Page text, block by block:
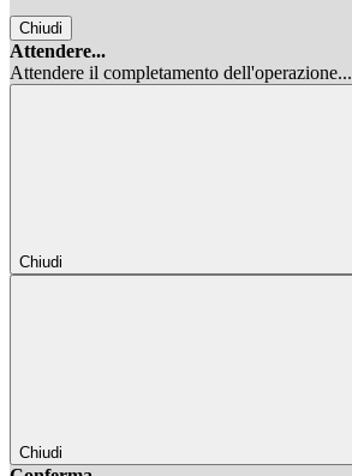
Chiudi
Attendere...
Attendere il completamento dell'operazione...
Chiudi
Chiudi